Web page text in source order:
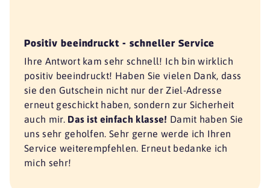
Positiv beeindruckt - schneller Service
Ihre Antwort kam sehr schnell! Ich bin wirklich
positiv beeindruckt! Haben Sie vielen Dank, dass
sie den Gutschein nicht nur der Ziel-Adresse
erneut geschickt haben, sondern zur Sicherheit
auch mir. Das ist einfach klasse! Damit haben Sie
uns sehr geholfen. Sehr gerne werde ich Ihren
Service weiterempfehlen. Erneut bedanke ich
mich sehr!